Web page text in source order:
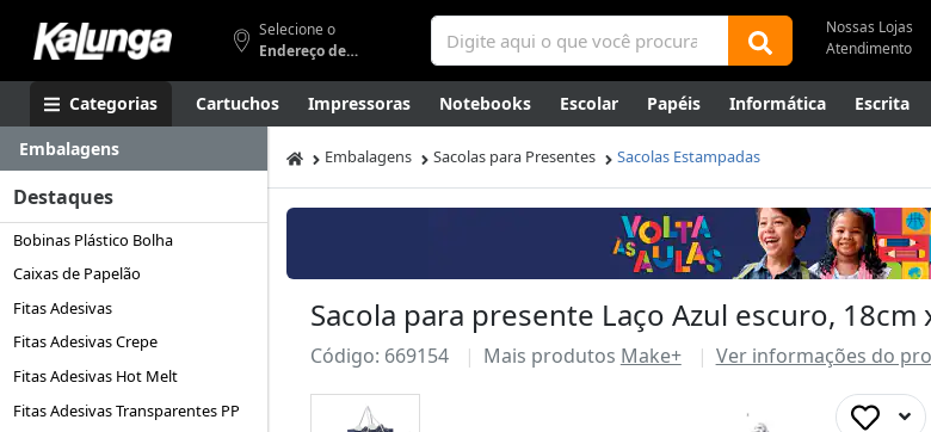
Selecione o
Endereço de entrega
Nossas Lojas
Atendimento
Categorias Cartuchos Impressoras Notebooks Escolar Papéis Informática Escrita
Apresentação Smartphones Artes Gamers Higiene Mídias Envelopes
Canetas Luxo
Outlet
Embalagens
Destaques
Bobinas Plástico Bolha
Caixas de Papelão
Fitas Adesivas
Fitas Adesivas Crepe
Fitas Adesivas Hot Melt
Fitas Adesivas Transparentes PP
Embalagens Sacolas para Presentes Sacolas Estampadas
Sacola para presente Laço Azul escuro, 18cm
Código: 669154 Mais produtos Make+ Ver informações do